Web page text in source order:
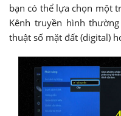
bạn có thể lựa chọn một
Kênh truyền hình
thuật số mặt đất (digital)